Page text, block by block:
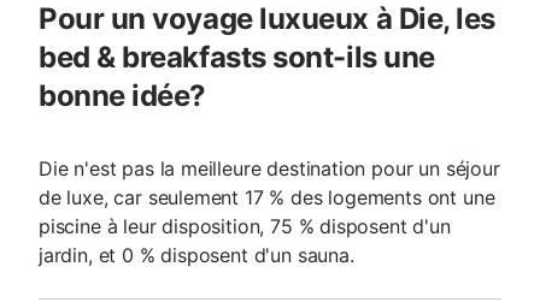
Pour un voyage luxueux à Die, les
bed & breakfasts sont-ils une
bonne idée?
Die n'est pas la meilleure destination pour un séjour
de luxe, car seulement 17 % des logements ont une
piscine à leur disposition, 75 % disposent d'un
jardin, et 0 % disposent d'un sauna.